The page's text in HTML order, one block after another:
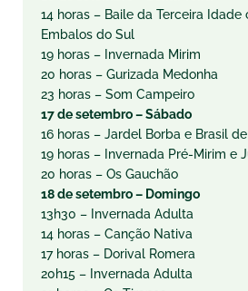
14 horas – Baile da Terceira Idade
Embalos do Sul
19 horas – Invernada Mirim
20 horas – Gurizada Medonha
23 horas – Som Campeiro
17 de setembro – Sábado
16 horas – Jardel Borba e Brasil
19 horas – Invernada Pré-Mirim e
20 horas – Os Gauchão
18 de setembro – Domingo
13h30 – Invernada Adulta
14 horas – Canção Nativa
17 horas – Dorival Romera
20h15 – Invernada Adulta